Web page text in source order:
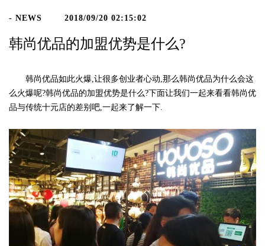
- NEWS 2018/09/20 02:15:02
韩尚优品的加盟优势是什么?
韩尚优品如此火爆,让很多创业者心动,那么韩尚优品为什么会这
么火爆呢?韩尚优品的加盟优势是什么?下面让我们一起来看看韩尚优
品与传统十元店的差别吧,一起来了解一下.